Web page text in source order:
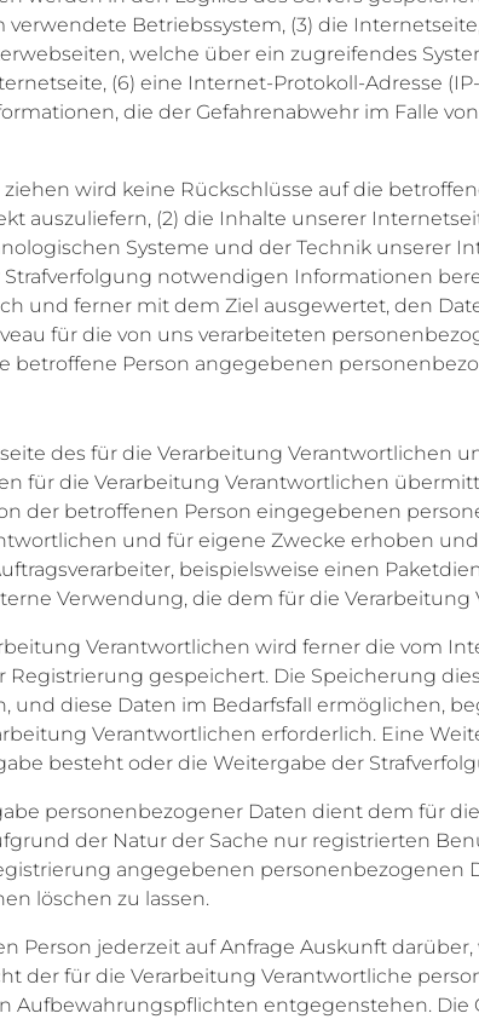
Betriebssystem, (3) die
welche über ein zugreifendes
(6) eine Internet-Protokoll-Adresse
die der Gefahrenabwehr im Falle
wird keine Rückschlüsse auf die
auszuliefern, (2) die Inhalte unserer
Systeme und der Technik unserer
notwendigen Informationen
und ferner mit dem Ziel ausgewertet, den
für die von uns verarbeiteten
betroffene Person angegebenen
des für die Verarbeitung Verantwortlichen
für die Verarbeitung Verantwortlichen
der betroffenen Person eingegebenen
und für eigene Zwecke erhoben
beispielsweise einen
Verwendung, die dem für die
Verantwortlichen wird ferner die vom
Registrierung gespeichert. Die Speicherung
diese Daten im Bedarfsfall ermöglichen,
Verantwortlichen erforderlich. Eine
besteht oder die Weitergabe der
personenbezogener Daten dient dem für
der Natur der Sache nur registrierten
angegebenen personenbezogenen
löschen zu lassen.
Person jederzeit auf Anfrage Auskunft
der für die Verarbeitung Verantwortliche
Aufbewahrungspflichten entgegenstehen. Die